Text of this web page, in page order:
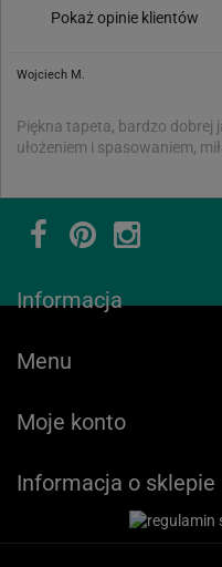
Pokaż opinie klientów
Wojciech M.
Piękna tapeta, bardzo dobrej
ułożeniem i spasowaniem,
Informacja
Menu
Moje konto
Informacja o sklepie